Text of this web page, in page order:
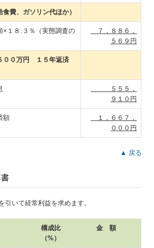
費、ガソリン代ほか）
８.３％（実態調査の
７，８８６，
５６９円
００万円 １５年返済
５５５，
９１０円
額
１，６６７，
０００円
▲ 戻る
引いて経常利益を求めます。
構成比
（%）
金 額